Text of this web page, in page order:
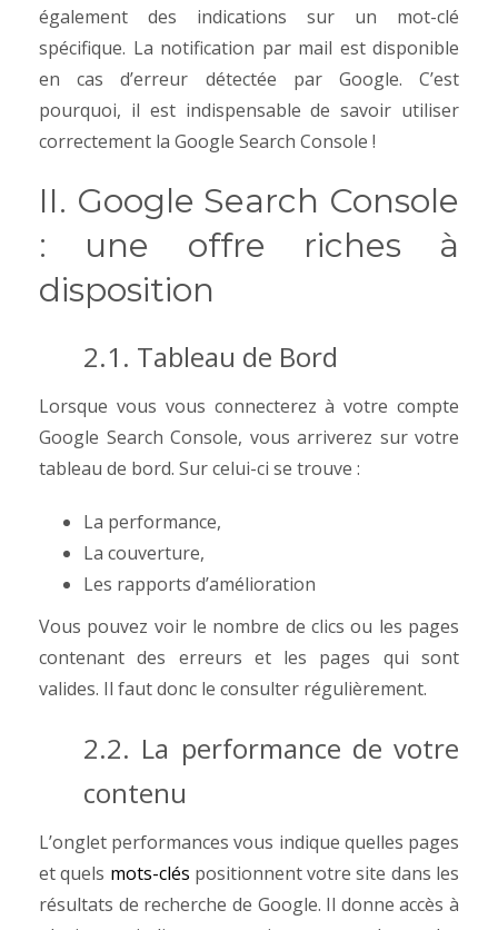
également des indications sur un mot-clé
spécifique. La notification par mail est disponible
en cas d’erreur détectée par Google. C’est
pourquoi, il est indispensable de savoir utiliser
correctement la Google Search Console !
II. Google Search Console
: une offre riches à
disposition
2.1. Tableau de Bord
Lorsque vous vous connecterez à votre compte
Google Search Console, vous arriverez sur votre
tableau de bord. Sur celui-ci se trouve :
La performance,
La couverture,
Les rapports d’amélioration
Vous pouvez voir le nombre de clics ou les pages
contenant des erreurs et les pages qui sont
valides. Il faut donc le consulter régulièrement.
2.2. La performance de votre
contenu
L’onglet performances vous indique quelles pages
et quels mots-clés positionnent votre site dans les
résultats de recherche de Google. Il donne accès à